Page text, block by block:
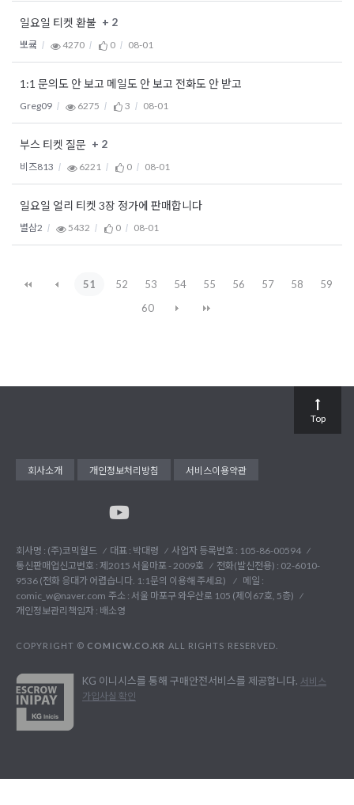
일요일 티켓 환불 + 2
뽀큨 4270 0 08-01
1:1 문의도 안 보고 메일도 안 보고 전화도 안 받고
Greg09 6275 3 08-01
부스 티켓 질문 + 2
비즈813 6221 0 08-01
일요일 얼리 티켓 3장 정가에 판매합니다
별삼2 5432 0 08-01
51 52 53 54 55 56 57 58
59
60
회사소개 개인정보처리방침 서비스이용약관
회사명 : (주)코믹월드 대표 : 박대령
사업자 등록번호 : 105-86-00594
통신판매업신고번호 : 제2015 서울마포 - 2009호
전화(발신전용) : 02-6010-
9536 (전화 응대가 어렵습니다. 1:1문의 이용해 주세요)
메일 :
comic_w@naver.com 주소 : 서울 마포구 와우산로 105 (제이67호, 5층)
개인정보관리책임자 : 배소영
COPYRIGHT © COMICW.CO.KR ALL RIGHTS RESERVED.
KG 이니시스를 통해 구매안전서비스를 제공합니다. 서비스
가입사실 확인
Top